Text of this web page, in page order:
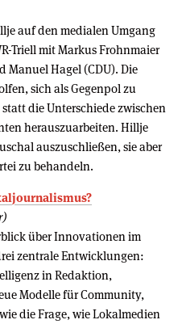
auf den medialen Umgang
Triell mit Markus Frohnmaier
Manuel Hagel (CDU). Die
sich als Gegenpol zu
die Unterschiede zwischen
herauszuarbeiten. Hillje
auszuschließen, sie aber
zu behandeln.
über Innovationen im
zentrale Entwicklungen:
in Redaktion,
Modelle für Community,
die Frage, wie Lokalmedien